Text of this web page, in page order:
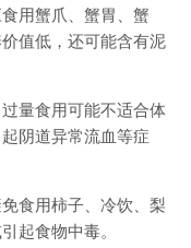
食用蟹爪、蟹胃、蟹
值低，还可能含有泥
过量食用可能不适合体
阴道异常流血等症
免食用柿子、冷饮、梨
起食物中毒。